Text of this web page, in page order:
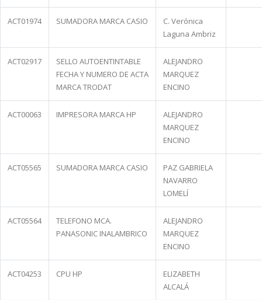
ACT01974 SUMADORA MARCA CASIO
C. Verónica
Laguna Ambriz
ACT02917
SELLO AUTOENTINTABLE
FECHA Y NUMERO DE ACTA
MARCA TRODAT
ALEJANDRO
MARQUEZ
ENCINO
ACT00063 IMPRESORA MARCA HP
ALEJANDRO
MARQUEZ
ENCINO
ACT05565 SUMADORA MARCA CASIO
PAZ GABRIELA
NAVARRO
LOMELÍ
ACT05564
TELEFONO MCA.
PANASONIC INALAMBRICO
ALEJANDRO
MARQUEZ
ENCINO
ACT04253 CPU HP
ELIZABETH
ALCALÁ